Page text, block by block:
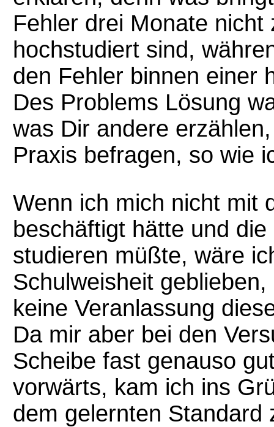
Fehler drei Monate nicht
hochstudiert sind,
den Fehler binnen einer
Des Problems Lösung
was Dir andere
Praxis befragen, so wie
Wenn ich mich nicht mit
beschäftigt hätte und
studieren müßte, wäre
Schulweisheit
keine Veranlassung
Da mir aber bei den
Scheibe fast genauso
vorwärts, kam ich ins
dem gelernten Standard